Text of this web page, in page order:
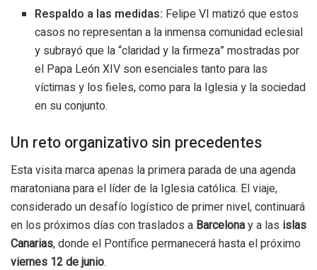
Respaldo a las medidas: Felipe VI matizó que estos
casos no representan a la inmensa comunidad eclesial
y subrayó que la “claridad y la firmeza” mostradas por
el Papa León XIV son esenciales tanto para las
víctimas y los fieles, como para la Iglesia y la sociedad
en su conjunto.
Un reto organizativo sin precedentes
Esta visita marca apenas la primera parada de una agenda
maratoniana para el líder de la Iglesia católica. El viaje,
considerado un desafío logístico de primer nivel, continuará
en los próximos días con traslados a Barcelona y a las islas
Canarias, donde el Pontífice permanecerá hasta el próximo
viernes 12 de junio.